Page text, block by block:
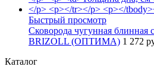
Быстрый просмотр
Сковорода чугунная блинная
BRIZOLL (ОПТИМА) 1 272
Каталог